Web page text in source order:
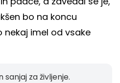
bo na koncu
imel od vsake
sanjaj za življenje.